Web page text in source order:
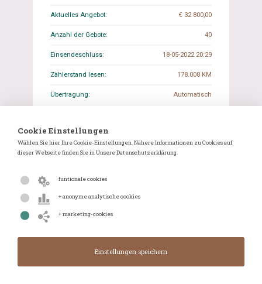
Aktuelles Angebot: € 32 800,00
Anzahl der Gebote: 40
Einsendeschluss: 18-05-2022 20:29
Zählerstand lesen: 178.008 KM
Übertragung: Automatisch
Einzelheiten
Schließt in:
Aktuelles Angebot:
Cookie Einstellungen
Wählen Sie hier Ihre Cookie-Einstellungen. Nähere Informationen zu Cookies auf
dieser Webseite finden Sie in Unsere Datenschutzerklärung.
funtionale cookies
+ anonyme analytische cookies
+ marketing-cookies